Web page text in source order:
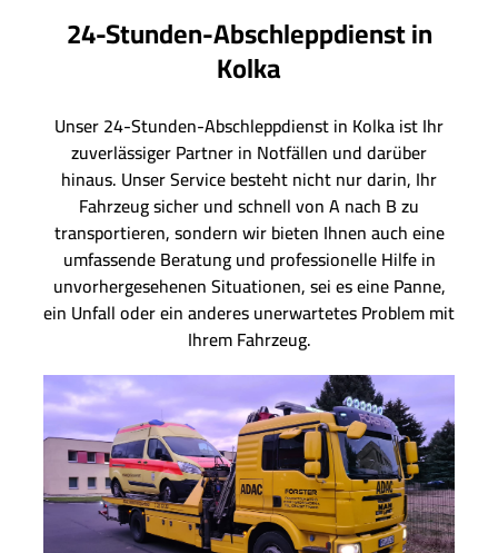
24-Stunden-Abschleppdienst in
Kolka
Unser 24-Stunden-Abschleppdienst in Kolka ist Ihr
zuverlässiger Partner in Notfällen und darüber
hinaus. Unser Service besteht nicht nur darin, Ihr
Fahrzeug sicher und schnell von A nach B zu
transportieren, sondern wir bieten Ihnen auch eine
umfassende Beratung und professionelle Hilfe in
unvorhergesehenen Situationen, sei es eine Panne,
ein Unfall oder ein anderes unerwartetes Problem mit
Ihrem Fahrzeug.